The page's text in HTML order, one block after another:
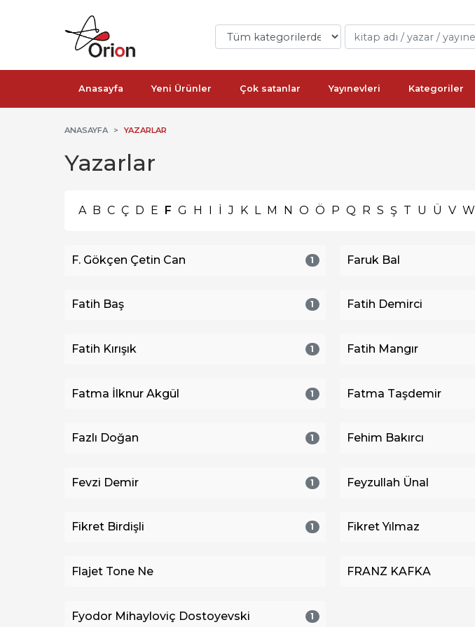
Anasayfa Yeni Ürünler Çok satanlar Yayınevleri Kategoriler
ANASAYFA YAZARLAR
Yazarlar
A B C Ç D E F G H I İ J K L M N O Ö P Q R S Ş T U Ü V W
F. Gökçen Çetin Can 1 Faruk Bal
Fatih Baş 1 Fatih Demirci
Fatih Kırışık 1 Fatih Mangır
Fatma İlknur Akgül 1 Fatma Taşdemir
Fazlı Doğan 1 Fehim Bakırcı
Fevzi Demir 1 Feyzullah Ünal
Fikret Birdişli 1 Fikret Yılmaz
Flajet Tone Ne FRANZ KAFKA
Fyodor Mihayloviç Dostoyevski 1